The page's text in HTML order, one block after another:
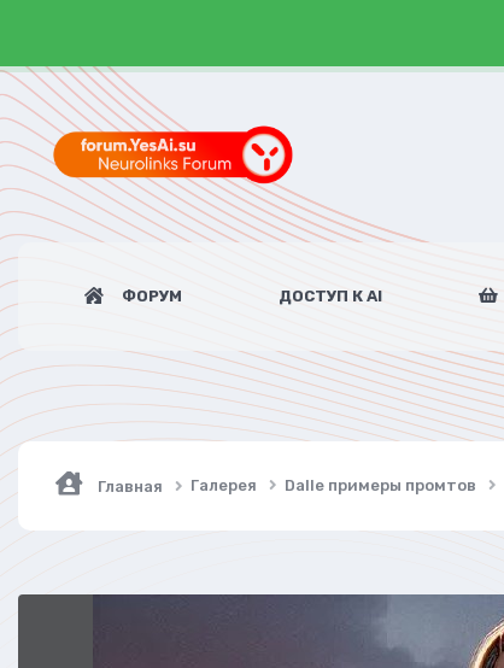
ФОРУМ ДОСТУП К AI
Главная Галерея Dalle примеры промтов